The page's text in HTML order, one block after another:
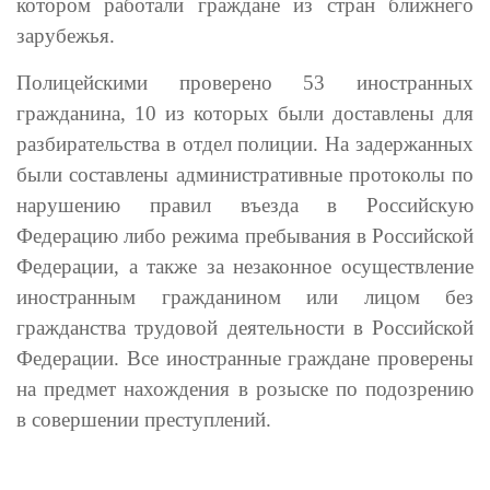
котором работали граждане из стран ближнего
зарубежья.
Полицейскими проверено 53 иностранных
гражданина, 10 из которых были доставлены для
разбирательства в отдел полиции. На задержанных
были составлены административные протоколы по
нарушению правил въезда в Российскую
Федерацию либо режима пребывания в Российской
Федерации, а также за незаконное осуществление
иностранным гражданином или лицом без
гражданства трудовой деятельности в Российской
Федерации. Все иностранные граждане проверены
на предмет нахождения в розыске по подозрению
в совершении преступлений.